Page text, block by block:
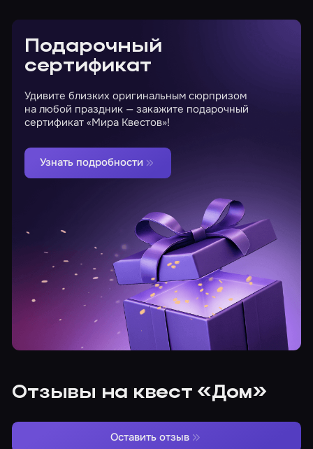
Подарочный
сертификат
Удивите близких оригинальным сюрпризом
на любой праздник — закажите подарочный
сертификат «Мира Квестов»!
Узнать подробности
Отзывы на квест «Дом»
Оставить отзыв